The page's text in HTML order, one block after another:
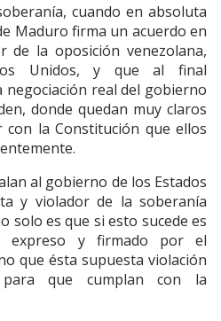
cuando en absoluta
Maduro firma un acuerdo en
de la oposición venezolana,
Unidos, y que al final
real del gobierno
donde quedan muy claros
la Constitución que ellos
al gobierno de los Estados
y violador de la soberanía
solo es que si esto sucede es
expreso y firmado por el
que ésta supuesta violación
que cumplan con la